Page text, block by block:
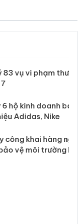
phạm thương
doanh bán hàng
Nike